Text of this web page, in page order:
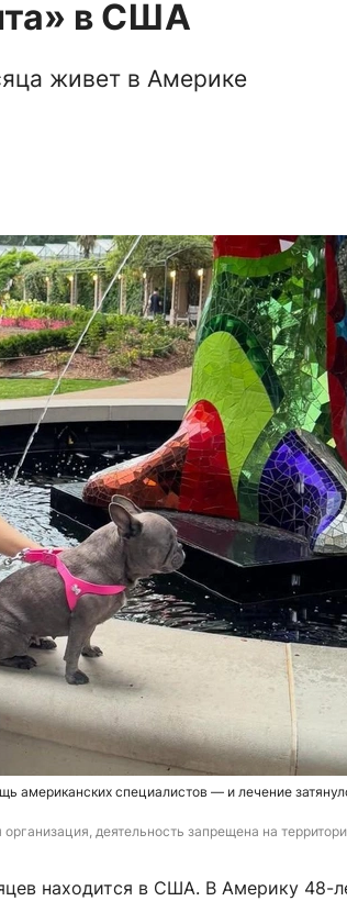
в США
живет в Америке
американских специалистов — и лечение
деятельность запрещена на
находится в США. В Америку 48-